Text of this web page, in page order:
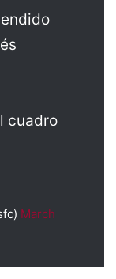
cuadro
March